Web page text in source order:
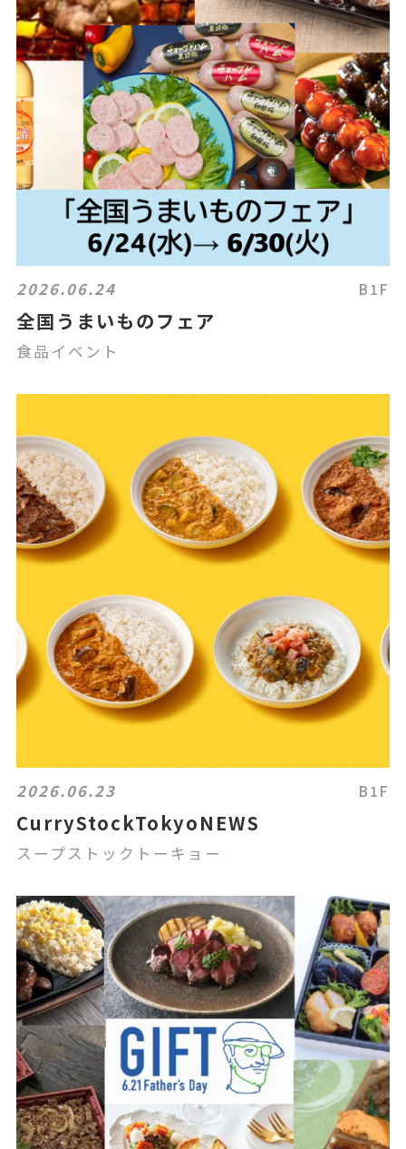
2026.06.24 B1F
全国うまいものフェア
食品イベント
2026.06.23 B1F
CurryStockTokyoNEWS
スープストックトーキョー